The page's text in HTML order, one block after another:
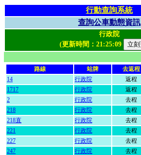
行動查詢系統
查詢公車動態資訊
行政院
(更新時間： 21:25:09
路線 站牌 去返程
14
行政院 返程
1717
行政院 返程
2
行政院 去程
218
行政院 去程
218直
行政院 去程
221
行政院 去程
227
行政院 去程
247
行政院 去程